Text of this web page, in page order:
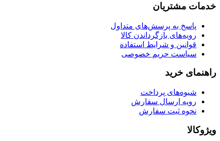
خدمات مشتریان
پاسخ به پرسش‌های متداول
رویه‌های بازگرداندن کالا
قوانین و شرایط استفاده
سیاست حریم خصوصی
راهنمای خرید
شیوه‌های پرداخت
رویه ارسال سفارش
نحوه ثبت سفارش
ویژوکالا